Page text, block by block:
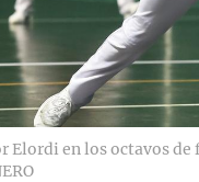
Elordi en los octavos